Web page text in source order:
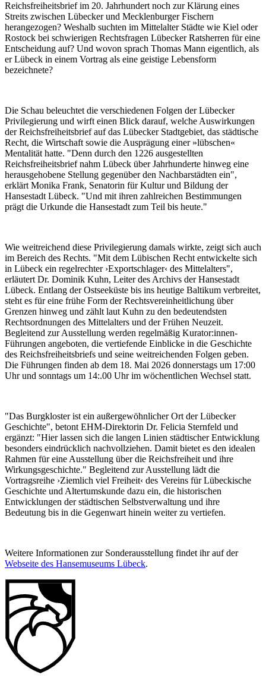
Reichsfreiheitsbrief im 20. Jahrhundert noch zur Klärung eines
Streits zwischen Lübecker und Mecklenburger Fischern
herangezogen? Weshalb suchten im Mittelalter Städte wie Kiel oder
Rostock bei schwierigen Rechtsfragen Lübecker Ratsherren für eine
Entscheidung auf? Und wovon sprach Thomas Mann eigentlich, als
er Lübeck in einem Vortrag als eine geistige Lebensform
bezeichnete?
Die Schau beleuchtet die verschiedenen Folgen der Lübecker
Privilegierung und wirft einen Blick darauf, welche Auswirkungen
der Reichsfreiheitsbrief auf das Lübecker Stadtgebiet, das städtische
Recht, die Wirtschaft sowie die Ausprägung einer »lübschen«
Mentalität hatte. "Denn durch den 1226 ausgestellten
Reichsfreiheitsbrief nahm Lübeck über Jahrhunderte hinweg eine
herausgehobene Stellung gegenüber den Nachbarstädten ein",
erklärt Monika Frank, Senatorin für Kultur und Bildung der
Hansestadt Lübeck. "Und mit ihren zahlreichen Bestimmungen
prägt die Urkunde die Hansestadt zum Teil bis heute."
Wie weitreichend diese Privilegierung damals wirkte, zeigt sich auch
im Bereich des Rechts. "Mit dem Lübischen Recht entwickelte sich
in Lübeck ein regelrechter ›Exportschlager‹ des Mittelalters",
erläutert Dr. Dominik Kuhn, Leiter des Archivs der Hansestadt
Lübeck. Entlang der Ostseeküste bis ins heutige Baltikum verbreitet,
steht es für eine frühe Form der Rechtsvereinheitlichung über
Grenzen hinweg und zählt laut Kuhn zu den bedeutendsten
Rechtsordnungen des Mittelalters und der Frühen Neuzeit.
Begleitend zur Ausstellung werden regelmäßig Kurator:innen-
Führungen angeboten, die vertiefende Einblicke in die Geschichte
des Reichsfreiheitsbriefs und seine weitreichenden Folgen geben.
Die Führungen finden ab dem 18. Mai 2026 donnerstags um 17:00
Uhr und sonntags um 14:.00 Uhr im wöchentlichen Wechsel statt.
"Das Burgkloster ist ein außergewöhnlicher Ort der Lübecker
Geschichte", betont EHM-Direktorin Dr. Felicia Sternfeld und
ergänzt: "Hier lassen sich die langen Linien städtischer Entwicklung
besonders eindrücklich nachvollziehen. Damit bietet es den idealen
Rahmen für eine Ausstellung über die Reichsfreiheit und ihre
Wirkungsgeschichte." Begleitend zur Ausstellung lädt die
Vortragsreihe ›Ziemlich viel Freiheit‹ des Vereins für Lübeckische
Geschichte und Altertumskunde dazu ein, die historischen
Entwicklungen der städtischen Selbstverwaltung und ihre
Bedeutung bis in die Gegenwart hinein weiter zu vertiefen.
Weitere Informationen zur Sonderausstellung findet ihr auf der
Webseite des Hansemuseums Lübeck.